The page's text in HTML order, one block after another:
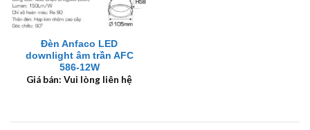
Đèn Anfaco LED
downlight âm trần AFC
586-12W
Giá bán: Vui lòng liên hệ